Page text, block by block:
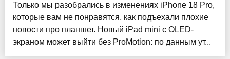
Только мы разобрались в изменениях iPhone 18 Pro,
которые вам не понравятся, как подъехали плохие
новости про планшет. Новый iPad mini с OLED-
экраном может выйти без ProMotion: по данным ут...